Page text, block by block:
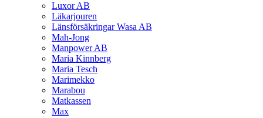
Luxor AB
Läkarjouren
Länsförsäkringar Wasa AB
Mah-Jong
Manpower AB
Maria Kinnberg
Maria Tesch
Marimekko
Marabou
Matkassen
Max